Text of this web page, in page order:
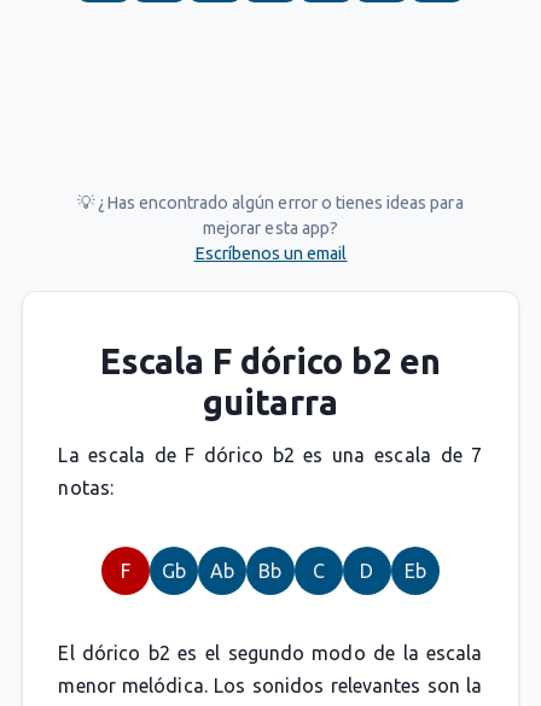
💡 ¿Has encontrado algún error o tienes ideas para
mejorar esta app?
Escríbenos un email
Escala F dórico b2 en
guitarra
La escala de F dórico b2 es una escala de 7
notas:
F Gb Ab Bb C D Eb
El dórico b2 es el segundo modo de la escala
menor melódica. Los sonidos relevantes son la